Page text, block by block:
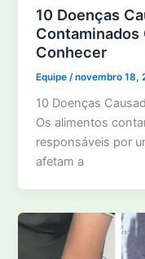
10 Doenças
Contaminados
Conhecer
Equipe /novembro 18,
10 Doenças
Os alimentos
responsáveis por
afetam a